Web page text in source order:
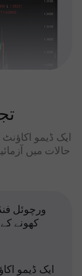
ایک ڈیمو
حالات میں
ورچوئل
کھونے
ایک ڈیمو